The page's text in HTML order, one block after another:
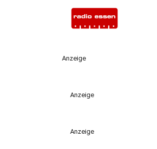
Anzeige
Anzeige
Anzeige